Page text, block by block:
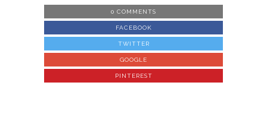
0 COMMENTS
FACEBOOK
TWITTER
GOOGLE
PINTEREST